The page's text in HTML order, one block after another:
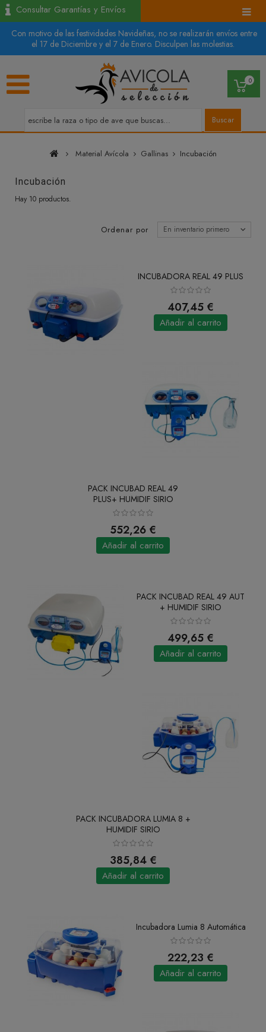
Con motivo de las festividades Navideñas, no se realizarán envíos entre
el 17 de Diciembre y el 7 de Enero. Disculpen las molestias.
0
Consultar Garantías y Envíos
Buscar
Material Avícola Gallinas Incubación
Incubación
Hay 10 productos.
Ordenar por En inventario primero
INCUBADORA REAL 49 PLUS
407,45 €
Añadir al carrito
PACK INCUBAD REAL 49
PLUS+ HUMIDIF SIRIO
552,26 €
Añadir al carrito
PACK INCUBAD REAL 49 AUT
+ HUMIDIF SIRIO
499,65 €
Añadir al carrito
PACK INCUBADORA LUMIA 8 +
HUMIDIF SIRIO
385,84 €
Añadir al carrito
Incubadora Lumia 8 Automática
222,23 €
Añadir al carrito